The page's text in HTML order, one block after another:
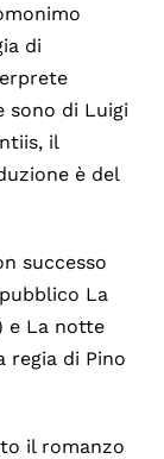
di
sono di Luigi
il
è del
successo
La
e La notte
regia di Pino
il romanzo